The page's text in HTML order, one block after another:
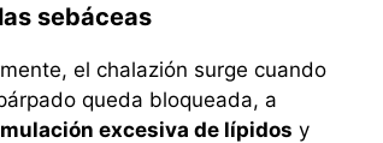
sebáceas
el chalazión surge cuando
queda bloqueada, a
excesiva de lípidos y